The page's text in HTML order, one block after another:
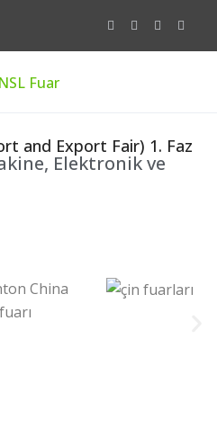
and Export Fair) 1. Faz
Elektronik ve